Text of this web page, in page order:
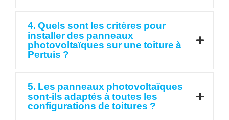
4. Quels sont les critères pour
installer des panneaux
photovoltaïques sur une toiture à
Pertuis ?
5. Les panneaux photovoltaïques
sont-ils adaptés à toutes les
configurations de toitures ?